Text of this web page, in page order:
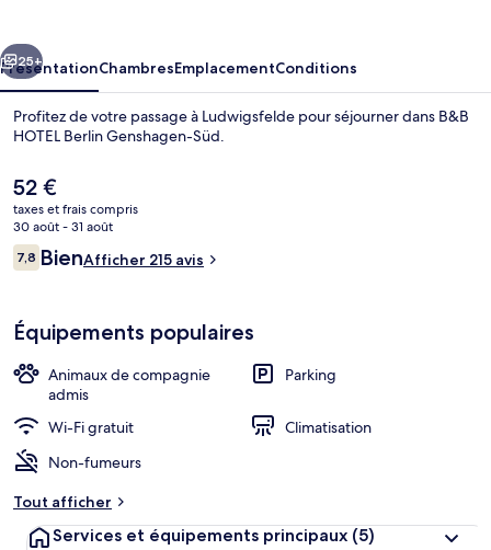
Süd
Suivant
25+
PrésentationChambresEmplacementConditions
Profitez de votre passage à Ludwigsfelde pour séjourner dans B&B
HOTEL Berlin Genshagen-Süd.
Le
prix
actuel
est
de
52 €
taxes et frais compris
30 août - 31 août
Avis
voyageurs
7,87,8 sur 10
BienAfficher 215 avis
Équipements populaires
Animaux de compagnie
admis
Parking
Wi-Fi gratuit
Climatisation
Non-fumeurs
Tout afficher
Services et équipements principaux (5)